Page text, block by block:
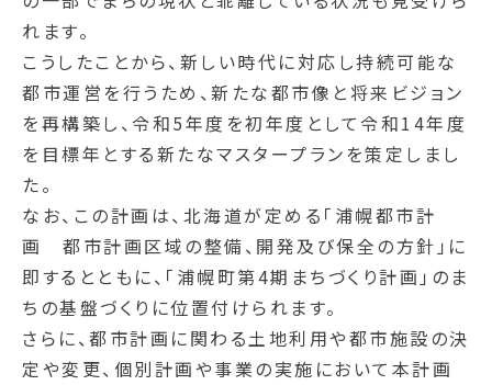
れます。
こうしたことから、新しい時代に対応し持続可能な
都市運営を行うため、新たな都市像と将来ビジョン
を再構築し、令和5年度を初年度として令和14年度
を目標年とする新たなマスタープランを策定しまし
た。
なお、この計画は、北海道が定める「浦幌都市計
画 都市計画区域の整備、開発及び保全の方針」に
即するとともに、「浦幌町第4期まちづくり計画」のま
ちの基盤づくりに位置付けられます。
さらに、都市計画に関わる土地利用や都市施設の決
定や変更、個別計画や事業の実施において本計画